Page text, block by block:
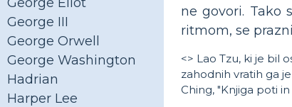
George III
George Orwell
George Washington
Hadrian
Harper Lee
ne govori. Tako
ritmom, se
<> Lao Tzu, ki je bil
zahodnih vratih ga
Ching, "Knjiga poti